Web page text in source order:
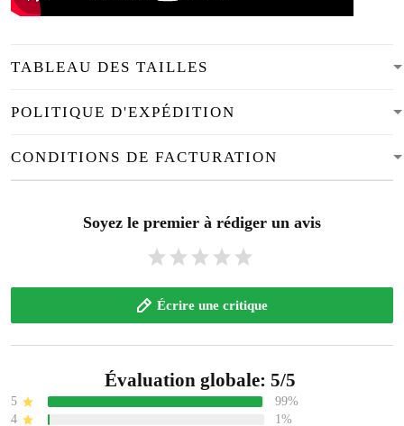
TABLEAU DES TAILLES
POLITIQUE D'EXPÉDITION
CONDITIONS DE FACTURATION
Soyez le premier à rédiger un avis
Écrire une critique
Évaluation globale: 5/5
5
99%
4
1%